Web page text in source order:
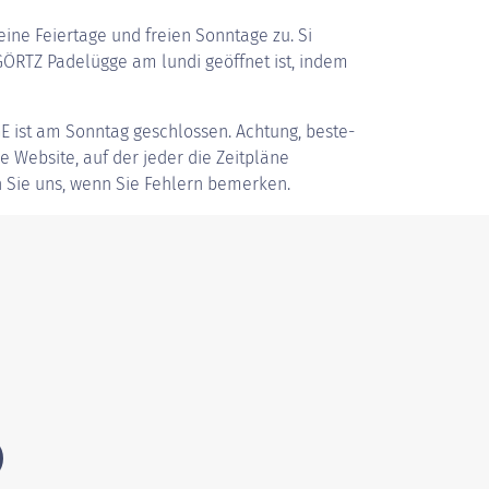
Feiertage und freien Sonntage zu. Si
Padelügge am lundi geöffnet ist, indem
ist am Sonntag geschlossen. Achtung, beste-
Website, auf der jeder die Zeitpläne
uns, wenn Sie Fehlern bemerken.